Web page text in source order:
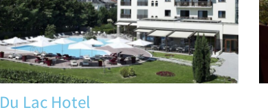
Du Lac Hotel